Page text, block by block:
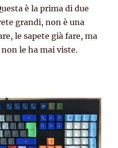
è la prima di due
grandi, non è una
le sapete già fare, ma
le ha mai viste.